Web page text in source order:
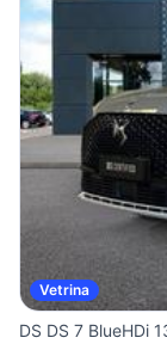
Vetrina
DS DS 7 BlueHDi